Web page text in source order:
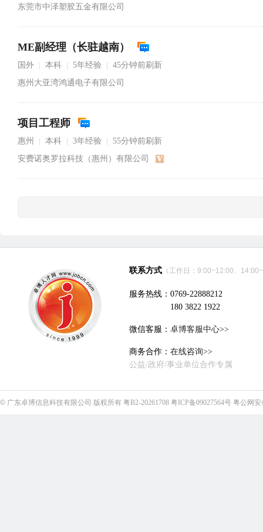
东莞市中泽塑胶五金有限公司
ME副经理（长驻越南）
国外 本科 5年经验
45分钟前刷新
惠州大亚湾鸿通电子有限公司
项目工程师
惠州 本科 3年经验
55分钟前刷新
安费诺奥罗拉科技（惠州）有限公司
联系方式 （工作日：9:00~12:00、
服务热线：0769-22888212
180 3822 1922
微信客服： 卓博客服中心>>
商务合作： 在线咨询>>
公益/政府/事业单位合作专属
© 广东卓博信息科技有限公司 版权所有 粤B2-20261708 粤ICP备09027564号 粤公网安